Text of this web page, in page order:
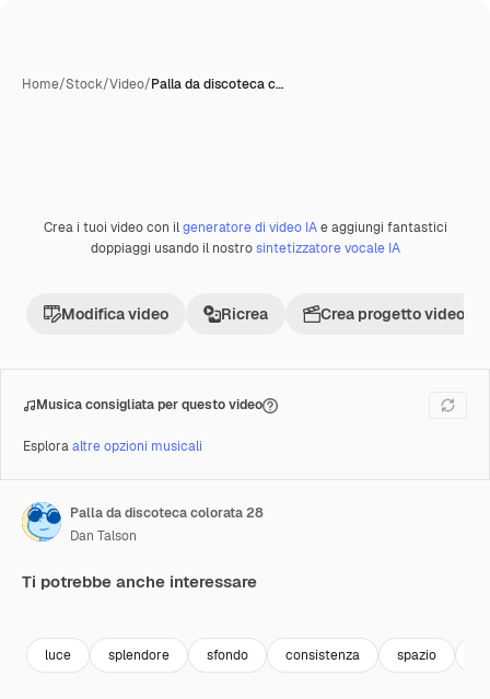
Home/Stock/Video/Palla da discoteca c…
Premium
Crea i tuoi video con ilgeneratore di video IAe aggiungi fantastici
doppiaggi usando il nostrosintetizzatore vocale IA
Modifica video Ricrea Crea progetto video
Musica consigliata per questo video
Esploraaltre opzioni musicali
Palla da discoteca colorata 28
Dan Talson
Ti potrebbe anche interessare
luce splendore sfondo consistenza spazio